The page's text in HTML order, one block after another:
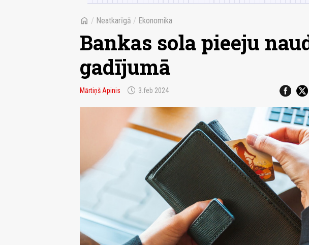
home / Neatkarīgā / Ekonomika
Bankas sola pieeju
gadījumā
Mārtiņš Apinis schedule 3.feb 2024